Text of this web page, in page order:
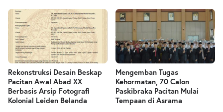
Rekonstruksi Desain Beskap
Pacitan Awal Abad XX
Berbasis Arsip Fotografi
Kolonial Leiden Belanda
Mengemban Tugas
Kehormatan, 70 Calon
Paskibraka Pacitan Mulai
Tempaan di Asrama